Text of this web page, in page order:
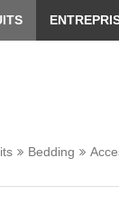
version of this
Bedding